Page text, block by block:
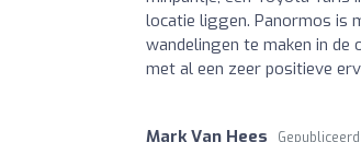
locatie liggen. Panormos is
wandelingen te maken in de
met al een zeer positieve
Mark Van Hees